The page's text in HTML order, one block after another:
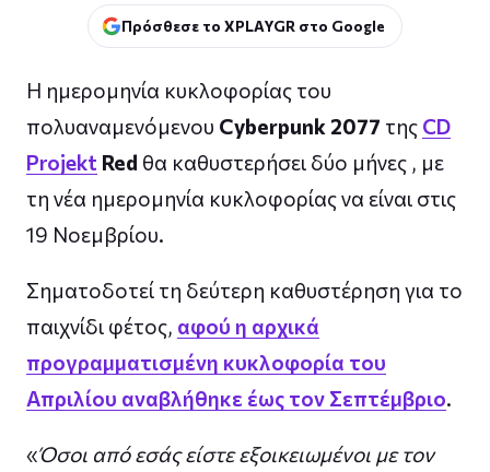
Πρόσθεσε το XPLAYGR στο Google
Η ημερομηνία κυκλοφορίας του
πολυαναμενόμενου Cyberpunk 2077 της CD
Projekt Red θα καθυστερήσει δύο μήνες , με
τη νέα ημερομηνία κυκλοφορίας να είναι στις
19 Νοεμβρίου.
Σηματοδοτεί τη δεύτερη καθυστέρηση για το
παιχνίδι φέτος, αφού η αρχικά
προγραμματισμένη κυκλοφορία του
Απριλίου αναβλήθηκε έως τον Σεπτέμβριο.
«Όσοι από εσάς είστε εξοικειωμένοι με τον